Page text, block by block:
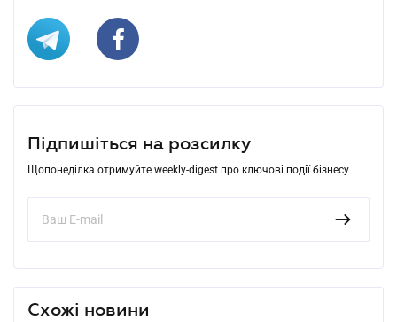
Підпишіться на розсилку
Щопонеділка отримуйте weekly-digest про ключові події бізнесу
Схожі новини